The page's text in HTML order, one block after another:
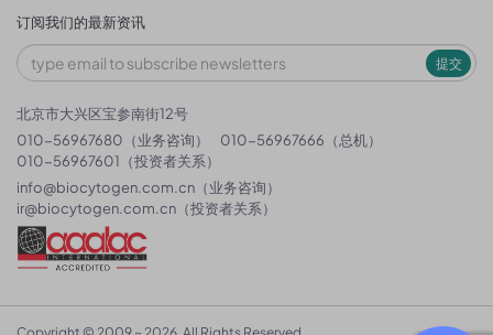
订阅我们的最新资讯
提交
北京市大兴区宝参南街12号
010-56967680（业务咨询）
010-56967666（总机）
010-56967601（投资者关系）
info@biocytogen.com.cn （业务咨询）
ir@biocytogen.com.cn （投资者关系）